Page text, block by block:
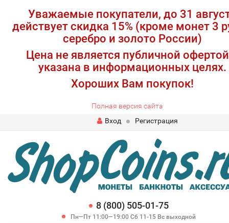
Уважаемые покупатели, до 31
действует скидка 15% (кроме монет 3
серебро и золото России)
Цена не является публичной
указана в информационных целях.
Хороших Вам покупок!
Полная версия сайта
Вход
Регистрация
8 (800) 505-01-75
Пн—Пт 11:00—19:00 Сб 11-15 Вс выходной